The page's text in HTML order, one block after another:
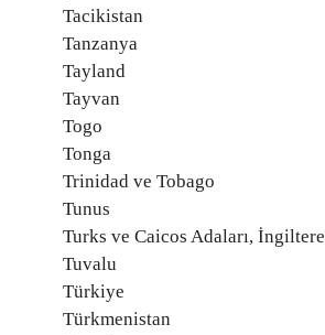
Tacikistan
Tanzanya
Tayland
Tayvan
Togo
Tonga
Trinidad ve Tobago
Tunus
Turks ve Caicos Adaları, İngiltere
Tuvalu
Türkiye
Türkmenistan